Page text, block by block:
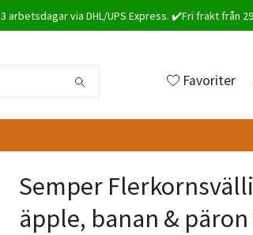
arbetsdagar via DHL/UPS Express. ✔️Fri frakt från
Favoriter
Semper
äpple, banan & päron